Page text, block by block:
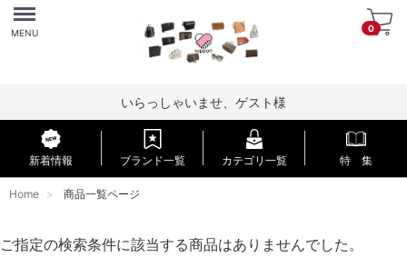
Menu
MENU 0
いらっしゃいませ、ゲスト様
新着情報 ブランド一覧 カテゴリ一覧 特 集
Home 商品一覧ページ
ご指定の検索条件に該当する商品はありませんでした。